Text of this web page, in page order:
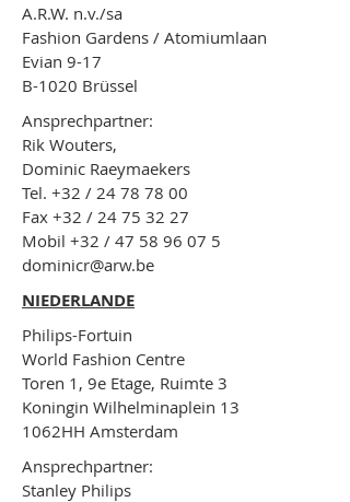
A.R.W. n.v./sa
Fashion Gardens / Atomiumlaan
Evian 9-17
B-1020 Brüssel
Ansprechpartner:
Rik Wouters,
Dominic Raeymaekers
Tel. +32 / 24 78 78 00
Fax +32 / 24 75 32 27
Mobil +32 / 47 58 96 07 5
dominicr@arw.be
NIEDERLANDE
Philips-Fortuin
World Fashion Centre
Toren 1, 9e Etage, Ruimte 3
Koningin Wilhelminaplein 13
1062HH Amsterdam
Ansprechpartner:
Stanley Philips